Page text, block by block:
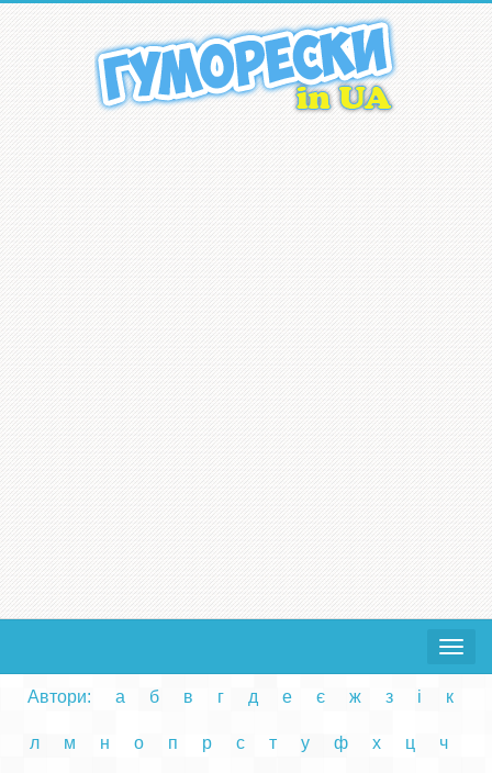
Toggle
Автори: а б в г д е є ж з і к
л м н о п р с т у ф х ц ч